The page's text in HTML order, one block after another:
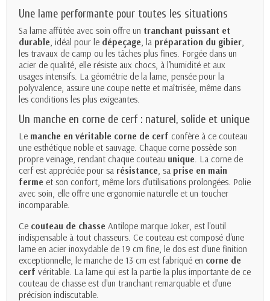
Une lame performante pour toutes les situations
Sa lame affûtée avec soin offre un tranchant puissant et
durable , idéal pour le dépeçage , la préparation du gibier
les travaux de camp ou les tâches plus fines. Forgée dans un
acier de qualité, elle résiste aux chocs, à l’humidité et aux
usages intensifs. La géométrie de la lame, pensée pour la
polyvalence, assure une coupe nette et maîtrisée, même dans
les conditions les plus exigeantes.
Un manche en corne de cerf : naturel, solide et unique
Le manche en véritable corne de cerf confère à ce couteau
une esthétique noble et sauvage. Chaque corne possède son
propre veinage, rendant chaque couteau unique . La corne de
cerfest appréciée pour sa résistance , sa prise en main
ferme et son confort, même lors d’utilisations prolongées. Polie
avec soin, elle offre une ergonomie naturelle et un toucher
incomparable.
Ce couteau de chasse Antilope marque Joker, est l'outil
indispensable à tout chasseurs. Ce couteau est composé d'une
lame en acier inoxydable de 19 cm fine, le dos est d'une finition
exceptionnelle, le manche de 13 cm est fabriqué en corne de
cerf véritable. La lame qui est la partie la plus importante de ce
couteau de chasse est d'un tranchant remarquable et d'une
précision indiscutable.